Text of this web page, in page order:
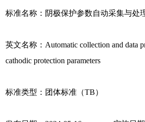
标准名称：阴极保护参数自动采集与处
英文名称：Automatic collection and data
cathodic protection parameters
标准类型：团体标准（TB）